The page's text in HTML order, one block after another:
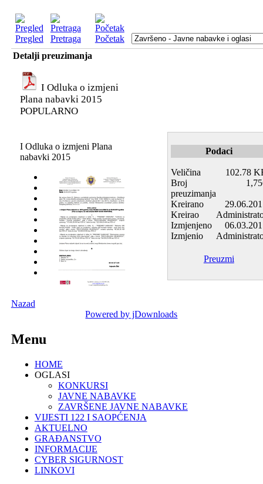
Pregled Pretraga
Početak
Detalji preuzimanja
I Odluka o izmjeni
Plana nabavki 2015
POPULARNO
I Odluka o izmjeni Plana
nabavki 2015
Podaci
Veličina
102.78
Broj
preuzimanja
Kreirano
Kreirao
Izmjenjeno
Izmjenio
Preuzmi
Nazad
Powered by jDownloads
Menu
HOME
OGLASI
KONKURSI
JAVNE NABAVKE
ZAVRŠENE JAVNE NABAVKE
VIJESTI 122 I SAOPĆENJA
AKTUELNO
GRAĐANSTVO
INFORMACIJE
CYBER SIGURNOST
LINKOVI